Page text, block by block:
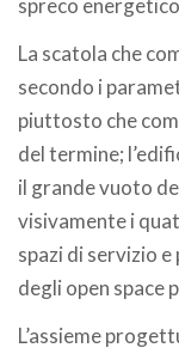
spreco
La scatola che
secondo i
piuttosto che
del termine;
il grande vuoto
visivamente i
spazi di servizio
degli open space
L’assieme